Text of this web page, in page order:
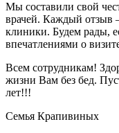
Мы составили свой
врачей. Каждый отзыв
клиники. Будем рады,
впечатлениями о
Всем сотрудникам!
жизни Вам без бед.
лет!!!
Семья Крапивиных